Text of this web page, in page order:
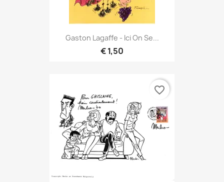
Gaston Lagaffe - Ici On Se...
€ 1,50
favorite_border